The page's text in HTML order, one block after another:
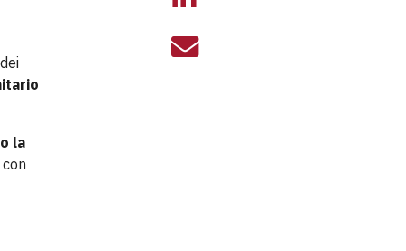
la
STRANIERI, IL